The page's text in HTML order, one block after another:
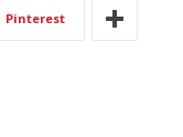
Pinterest